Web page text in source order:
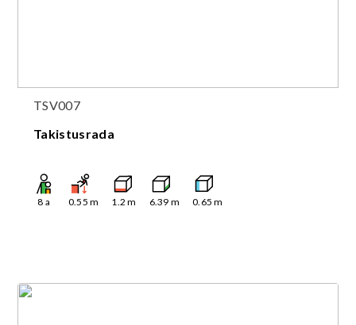
TSV007
Takistusrada
8 a 0.55 m 1.2 m 6.39 m 0.65 m